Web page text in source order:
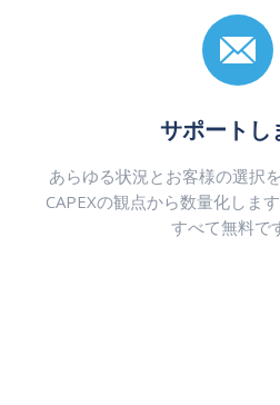
サポートし
あらゆる状況とお客様の選択
CAPEXの観点から数量化しま
すべて無料で